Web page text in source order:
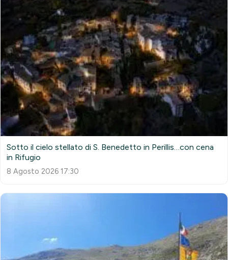
Sotto il cielo stellato di S. Benedetto in Perillis…con cena
in Rifugio
8 Agosto 2026 17:30